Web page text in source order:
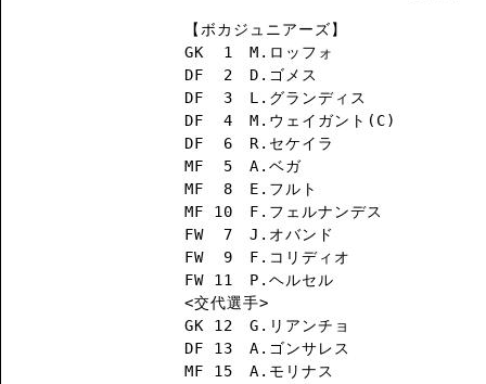
【ボカジュニアーズ】
GK  1　M.ロッフォ
DF  2　D.ゴメス
DF  3　L.グランディス
DF  4　M.ウェイガント(C)
DF  6　R.セケイラ
MF  5　A.ベガ
MF  8　E.フルト
MF 10　F.フェルナンデス
FW  7　J.オバンド
FW  9　F.コリディオ
FW 11　P.ヘルセル
<交代選手>
GK 12　G.リアンチョ
DF 13　A.ゴンサレス
MF 15　A.モリナス